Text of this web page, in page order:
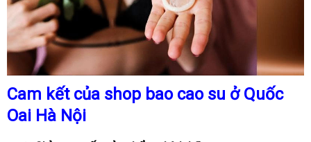
Cam kết của shop bao cao su ở Quốc
Oai Hà Nội